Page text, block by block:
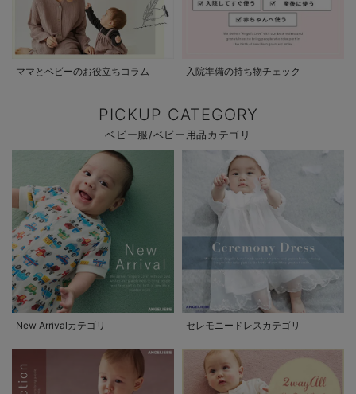
ママとベビーのお役立ちコラム 入院準備の持ち物チェック
PICKUP CATEGORY
ベビー服/ベビー用品カテゴリ
New Arrivalカテゴリ セレモニードレスカテゴリ